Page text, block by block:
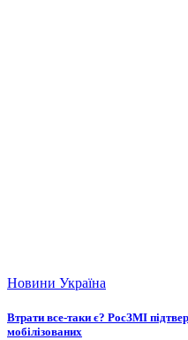
Новини Україна
Втрати все-таки є? РосЗМІ
мобілізованих